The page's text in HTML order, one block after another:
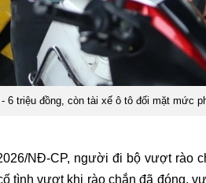
triệu đồng, còn tài xế ô tô đối mặt mức
NĐ-CP, người đi bộ vượt rào
tình vượt khi rào chắn đã đóng,